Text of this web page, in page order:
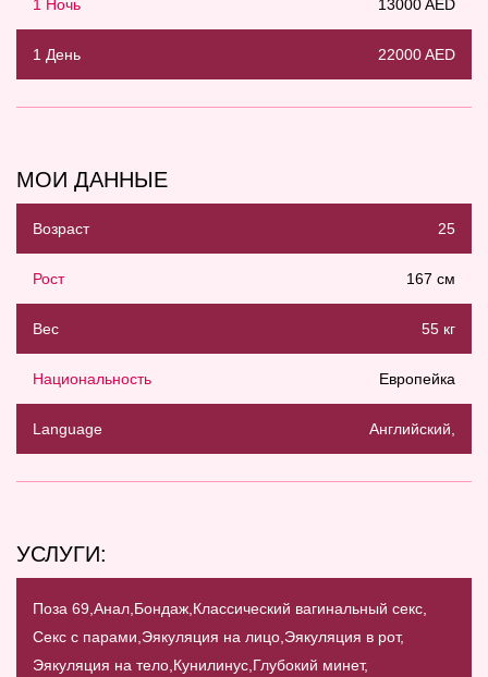
1 Ночь 13000 AED
1 День 22000 AED
МОИ ДАННЫЕ
Возраст 25
Рост 167 см
Вес 55 кг
Национальность Европейка
Language Английский,
УСЛУГИ:
Поза 69, Анал, Бондаж, Классический вагинальный секс,
Секс с парами, Эякуляция на лицо, Эякуляция в рот,
Эякуляция на тело, Кунилинус, Глубокий минет,